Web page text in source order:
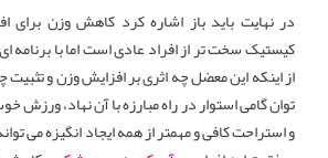
در نهایت باید باز اشاره کرد کاهش وزن برای
کیستیک سخت تر از افراد عادی است اما با برنامه
از اینکه این معضل چه اثری بر افزایش وزن و
توان گامی استوار در راه مبارزه با آن نهاد، ورزش
و استراحت کافی و مهمتر از همه ایجاد انگیزه می